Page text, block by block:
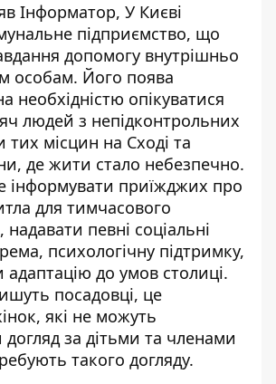
Інформатор, У Києві
підприємство, що
допомогу внутрішньо
особам. Його поява
необхідністю опікуватися
людей з непідконтрольних
тих місцин на Сході та
де жити стало небезпечно.
інформувати приїжджих про
для тимчасового
певні соціальні
психологічну підтримку,
адаптацію до умов столиці.
посадовці, це
які не можуть
за дітьми та членами
такого догляду.